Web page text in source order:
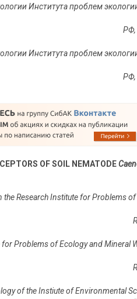
Института проблем
РФ,
Института проблем
РФ,
OF SOIL NEMATODE
Research Institute for Problems
Problems of Ecology and Mineral
of the Instiute of Environmental